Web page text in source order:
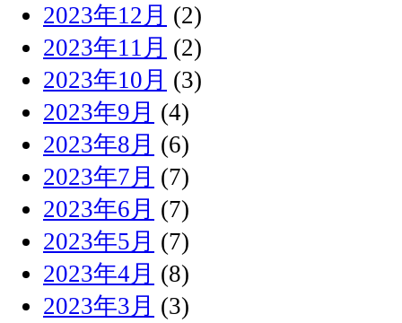
2023年12月 (2)
2023年11月 (2)
2023年10月 (3)
2023年9月 (4)
2023年8月 (6)
2023年7月 (7)
2023年6月 (7)
2023年5月 (7)
2023年4月 (8)
2023年3月 (3)